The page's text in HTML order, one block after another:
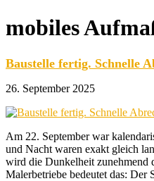
mobiles
Baustelle fertig. Schnelle
26. September 2025
Am 22. September war
und Nacht waren exakt gleich
wird die Dunkelheit zunehmend
Malerbetriebe bedeutet das: Der